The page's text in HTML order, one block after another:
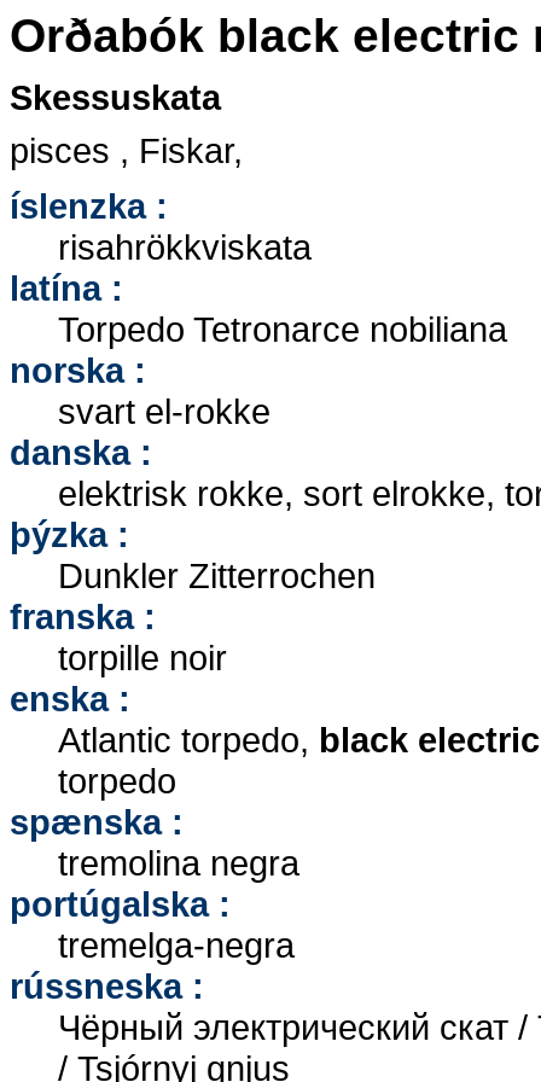
Orðabók black electric
Skessuskata
pisces , Fiskar,
íslenzka :
risahrökkviskata
latína :
Torpedo Tetronarce nobiliana
norska :
svart el-rokke
danska :
elektrisk rokke, sort elrokke,
þýzka :
Dunkler Zitterrochen
franska :
torpille noir
enska :
Atlantic torpedo, black
torpedo
spænska :
tremolina negra
portúgalska :
tremelga-negra
rússneska :
Чёрный электрический
/ Tsjórnyj gnjus